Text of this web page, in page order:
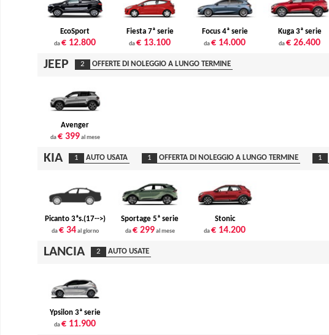
EcoSport
da € 12.800
Fiesta 7ª serie
da € 13.100
Focus 4ª serie
da € 14.000
Kuga 3ª serie
da € 26.400
JEEP 2 OFFERTE DI NOLEGGIO A LUNGO TERMINE
Avenger
da € 399al mese
KIA 1 AUTO USATA 1 OFFERTA DI NOLEGGIO A LUNGO TERMINE 1
Picanto 3ªs.(17-->)
da € 34al giorno
Sportage 5ª serie
da € 299al mese
Stonic
da € 14.200
LANCIA 2 AUTO USATE
Ypsilon 3ª serie
da € 11.900